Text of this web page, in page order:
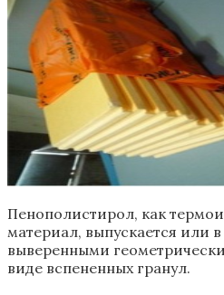
Пенополистирол, как
материал, выпускается или
выверенными
виде вспененных гранул.